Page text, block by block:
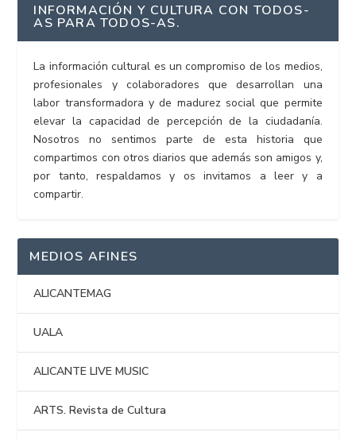
INFORMACIÓN Y CULTURA CON TODOS-
AS PARA TODOS-AS.
La información cultural es un compromiso de los medios,
profesionales y colaboradores que desarrollan una
labor transformadora y de madurez social que permite
elevar la capacidad de percepción de la ciudadanía.
Nosotros no sentimos parte de esta historia que
compartimos con otros diarios que además son amigos y,
por tanto, respaldamos y os invitamos a leer y a
compartir.
MEDIOS AFINES
ALICANTEMAG
UALA
ALICANTE LIVE MUSIC
ARTS. Revista de Cultura